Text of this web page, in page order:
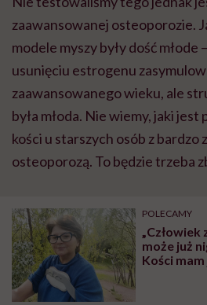
zaawansowanej osteoporozie.
modele myszy były dość młode
usunięciu estrogenu
zaawansowanego wieku, ale
była młoda. Nie wiemy, jaki
kości u starszych osób z bardzo
osteoporozą. To będzie trzeba
POLECAMY
może już
Kości mam